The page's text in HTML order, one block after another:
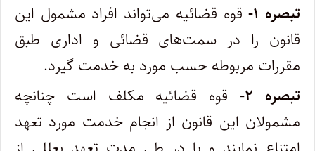
تبصره ۱-
قوه قضائیه می‌تواند افراد مشمول این
قانون را در سمت‌های قضائی و اداری طبق
مقررات مربوطه حسب مورد به خدمت گیرد. ‌
تبصره ۲-
قوه قضائیه مکلف است چنانچه
مشمولان این قانون از انجام خدمت مورد تعهد